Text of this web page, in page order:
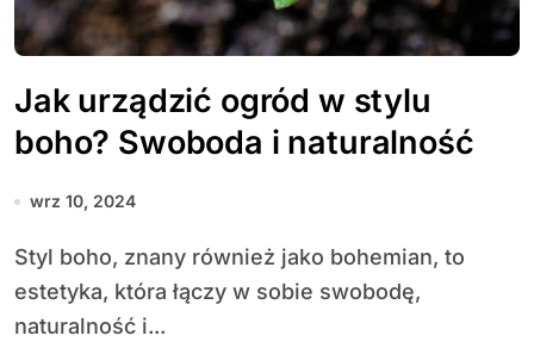
Jak urządzić ogród w stylu
boho? Swoboda i naturalność
wrz 10, 2024
Styl boho, znany również jako bohemian, to
estetyka, która łączy w sobie swobodę,
naturalność i...